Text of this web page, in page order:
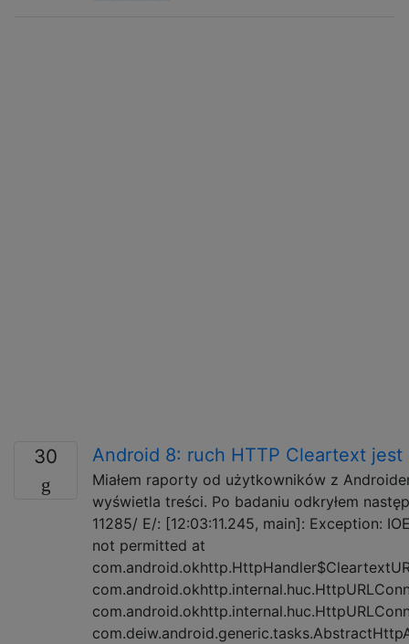
30 Android 8: ruch HTTP Cleartext
Miałem raporty od użytkowników z
wyświetla treści. Po badaniu odkryłem
11285/ E/: [12:03:11.245, main]: Exception:
not permitted at